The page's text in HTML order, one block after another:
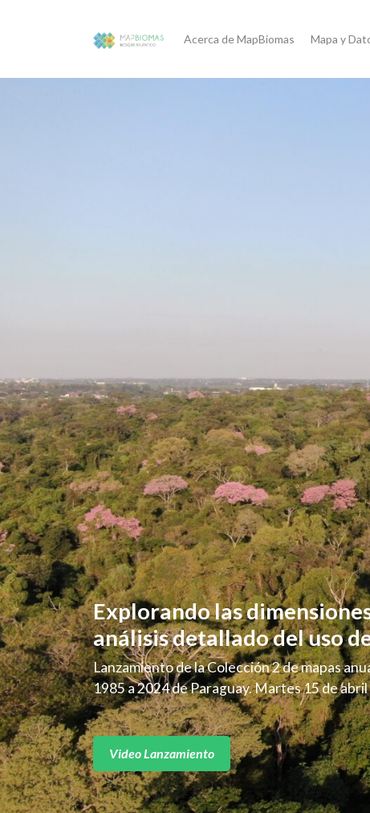
Acerca de MapBiomas Mapa y